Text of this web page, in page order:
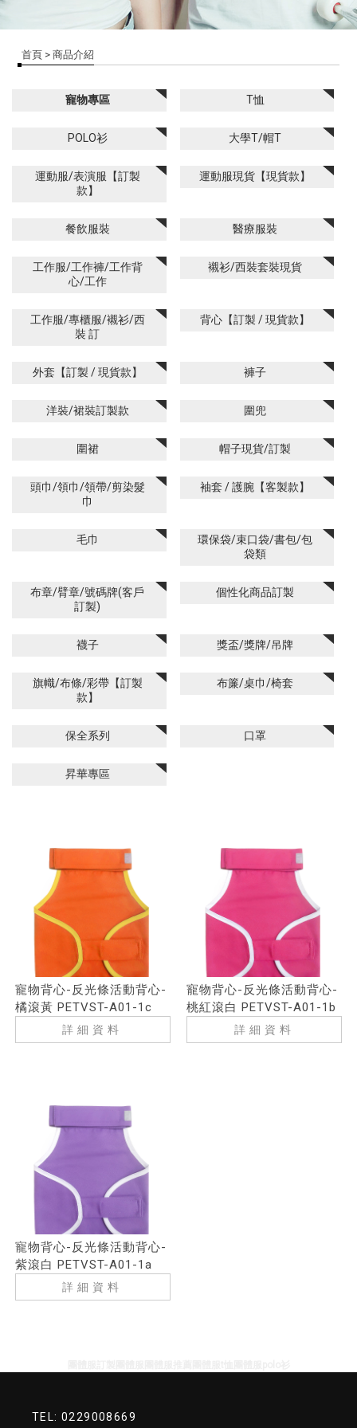
首頁 > 商品介紹
寵物專區 T恤
POLO衫 大學T/帽T
運動服/表演服【訂製
款】
運動服現貨【現貨款】
餐飲服裝 醫療服裝
工作服/工作褲/工作背
心/工作
襯衫/西裝套裝現貨
工作服/專櫃服/襯衫/西
裝 訂
背心【訂製 / 現貨款】
外套【訂製 / 現貨款】 褲子
洋裝/裙裝訂製款 圍兜
圍裙 帽子現貨/訂製
頭巾/領巾/領帶/剪染髮
巾
袖套 / 護腕【客製款】
毛巾
環保袋/束口袋/書包/包
袋類
布章/臂章/號碼牌(客戶
訂製)
個性化商品訂製
襪子 獎盃/獎牌/吊牌
旗幟/布條/彩帶【訂製
款】
布簾/桌巾/椅套
保全系列 口罩
昇華專區
寵物背心-反光條活動背心-
橘滾黃 PETVST-A01-1c
詳細資料
寵物背心-反光條活動背心-
桃紅滾白 PETVST-A01-1b
詳細資料
寵物背心-反光條活動背心-
紫滾白 PETVST-A01-1a
詳細資料
TEL: 0229008669